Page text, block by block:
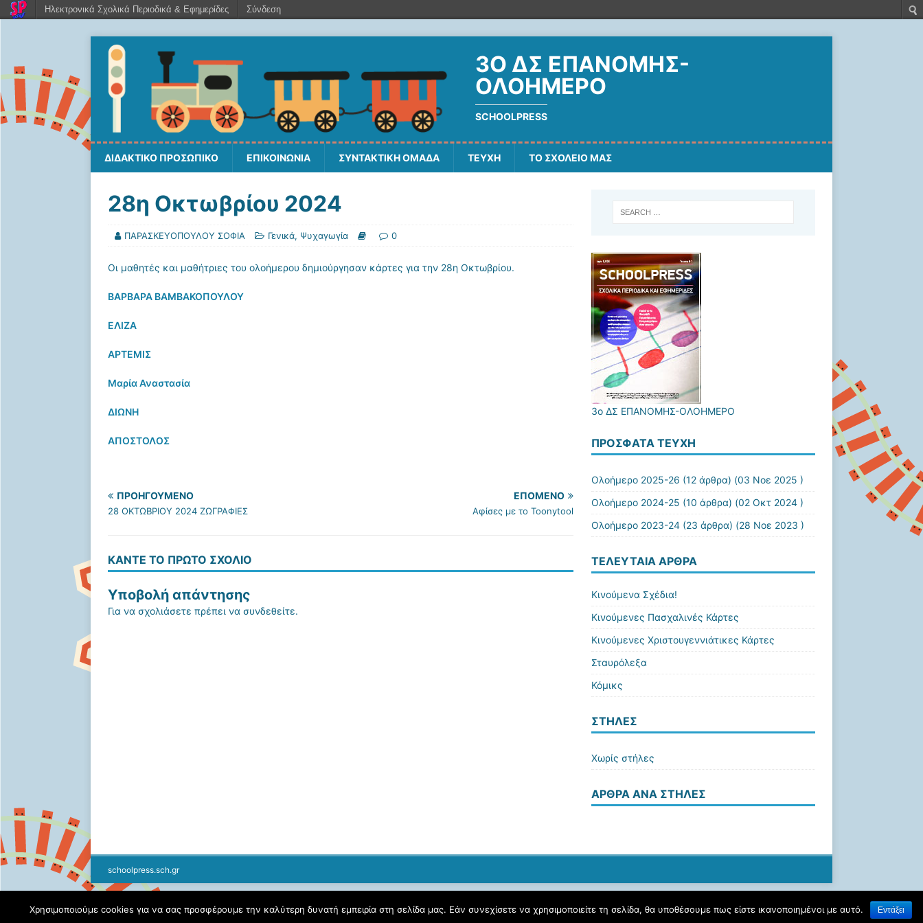
3Ο ΔΣ ΕΠΑΝΟΜΗΣ-
ΟΛΟΗΜΕΡΟ
SCHOOLPRESS
ΔΙΔΑΚΤΙΚΟ ΠΡΟΣΩΠΙΚΟ ΕΠΙΚΟΙΝΩΝΙΑ ΣΥΝΤΑΚΤΙΚΗ ΟΜΑΔΑ ΤΕΥΧΗ ΤΟ ΣΧΟΛΕΙΟ ΜΑΣ
28η Οκτωβρίου 2024
ΠΑΡΑΣΚΕΥΟΠΟΥΛΟΥ ΣΟΦΙΑ Γενικά, Ψυχαγωγία 0
Οι μαθητές και μαθήτριες του ολοήμερου δημιούργησαν κάρτες για την 28η Οκτωβρίου.
ΒΑΡΒΑΡΑ ΒΑΜΒΑΚΟΠΟΥΛΟΥ
ΕΛΙΖΑ
ΑΡΤΕΜΙΣ
Μαρία Αναστασία
ΔΙΩΝΗ
ΑΠΟΣΤΟΛΟΣ
ΠΡΟΗΓΟΎΜΕΝΟ
28 ΟΚΤΩΒΡΙΟΥ 2024 ΖΩΓΡΑΦΙΕΣ
ΕΠΌΜΕΝΟ
Αφίσες με το Toonytool
ΚΆΝΤΕ ΤΟ ΠΡΏΤΟ ΣΧΌΛΙΟ
Υποβολή απάντησης
Για να σχολιάσετε πρέπει να συνδεθείτε.
3ο ΔΣ ΕΠΑΝΟΜΗΣ-ΟΛΟΗΜΕΡΟ
ΠΡΌΣΦΑΤΑ ΤΕΎΧΗ
Ολοήμερο 2025-26 (12 άρθρα) (03 Νοε 2025 )
Ολοήμερο 2024-25 (10 άρθρα) (02 Οκτ 2024 )
Ολοήμερο 2023-24(23 άρθρα) (28 Νοε 2023 )
ΤΕΛΕΥΤΑΊΑ ΆΡΘΡΑ
Κινούμενα Σχέδια!
Κινούμενες Πασχαλινές Κάρτες
Κινούμενες Χριστουγεννιάτικες Κάρτες
Σταυρόλεξα
Κόμικς
ΣΤΉΛΕΣ
Χωρίς στήλες
ΆΡΘΡΑ ΑΝΆ ΣΤΉΛΕΣ
schoolpress.sch.gr
Όροι Χρήσης schoolpress.sch.gr|Δήλωση προσβασιμότητας
Ηλεκτρονικά Σχολικά Περιοδικά & Εφημερίδες Σύνδεση
Χρησιμοποιούμε cookies για να σας προσφέρουμε την καλύτερη δυνατή εμπειρία στη σελίδα μας. Εάν συνεχίσετε να χρησιμοποιείτε τη σελίδα, θα υποθέσουμε πως είστε ικανοποιημένοι με αυτό. Εντάξει